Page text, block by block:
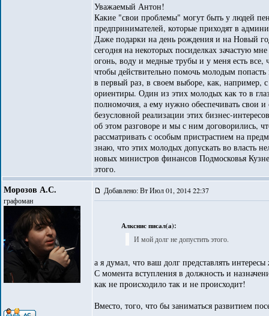
Уважаемый Антон!
Какие "свои проблемы" могут быть у людей
предпринимателей, которые приходят в
Даже подарки на день рождения и на Новый
сегодня на некоторых посиделках зачастую
огонь, воду и медные трубы и у меня есть
чтобы действительно помочь молодым
в первый раз, в своем выборе, как, например,
ориентиры. Один из этих молодых как то в
полномочия, а ему нужно обеспечивать свои
безусловной реализации этих бизнес-
об этом разговоре и мы с ним договорились,
рассматривать с особым пристрастием на
знаю, что этих молодых допускать во власть
новых министров финансов Подмосковья
этого.
Морозов А.С.
графоман
Добавлено: Вт Июл 01, 2014 22:37
Алкснис писал(а):
И мой долг не допустить этого.
а я думал, что ваш долг представлять
С момента вступления в должность и
как не происходило так и не происходит!
Вместо, того, что бы заниматься развитием